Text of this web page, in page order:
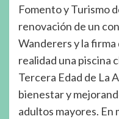
Fomento y Turismo
renovación de un
Wanderers y la
realidad una piscina
Tercera Edad de La
bienestar y
adultos mayores. En